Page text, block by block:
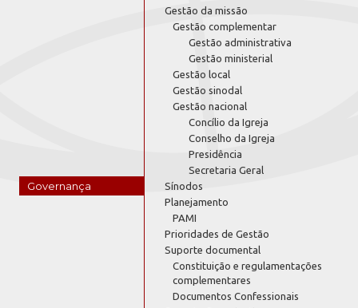
Governança
Gestão da missão
Gestão complementar
Gestão administrativa
Gestão ministerial
Gestão local
Gestão sinodal
Gestão nacional
Concílio da Igreja
Conselho da Igreja
Presidência
Secretaria Geral
Sínodos
Planejamento
PAMI
Prioridades de Gestão
Suporte documental
Constituição e regulamentações
complementares
Documentos Confessionais